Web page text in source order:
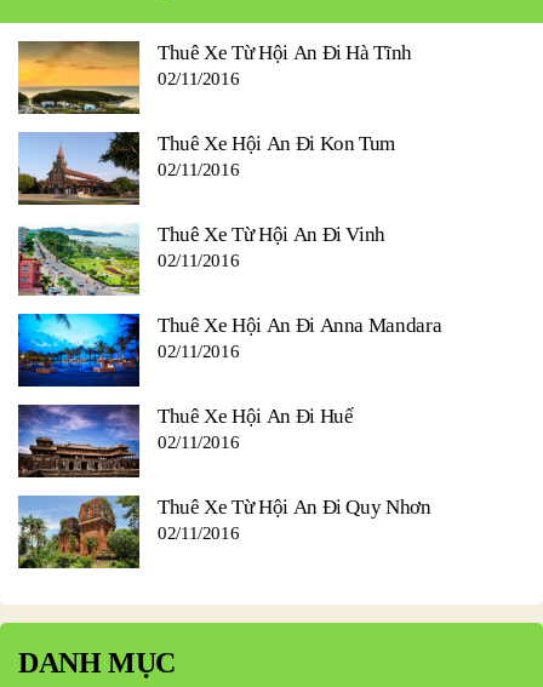
Thuê Xe Từ Hội An Đi Hà Tĩnh
02/11/2016
Thuê Xe Hội An Đi Kon Tum
02/11/2016
Thuê Xe Từ Hội An Đi Vinh
02/11/2016
Thuê Xe Hội An Đi Anna Mandara
02/11/2016
Thuê Xe Hội An Đi Huế
02/11/2016
Thuê Xe Từ Hội An Đi Quy Nhơn
02/11/2016
DANH MỤC